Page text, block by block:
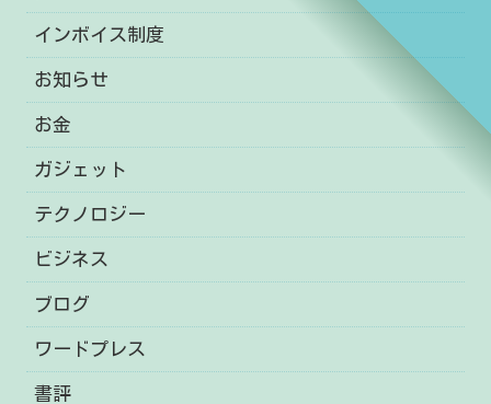
インボイス制度
お知らせ
お金
ガジェット
テクノロジー
ビジネス
ブログ
ワードプレス
書評